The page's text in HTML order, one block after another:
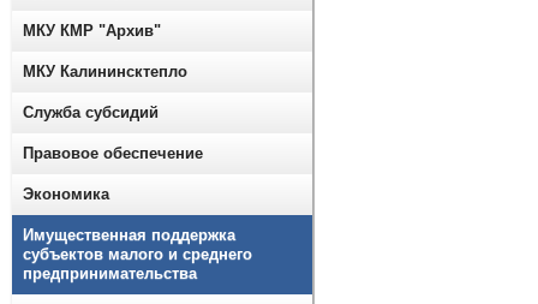
МКУ КМР "Архив"
МКУ Калининсктепло
Служба субсидий
Правовое обеспечение
Экономика
Имущественная поддержка
субъектов малого и среднего
предпринимательства